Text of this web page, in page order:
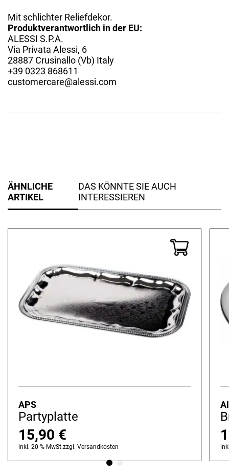
Mit schlichter Reliefdekor.
Produktverantwortlich in der EU:
ALESSI S.P.A.
Via Privata Alessi, 6
28887 Crusinallo (Vb) Italy
+39 0323 868611
customercare@alessi.com
ÄHNLICHE
ARTIKEL
DAS KÖNNTE SIE AUCH
INTERESSIEREN
APS
Partyplatte
15,90 €
inkl. 20 % MwSt.zzgl. Versandkosten